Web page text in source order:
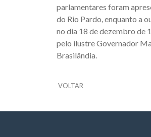
parlamentares foram
do Rio Pardo, enquanto a
no dia 18 de dezembro de
pelo ilustre Governador
Brasilândia.
VOLTAR